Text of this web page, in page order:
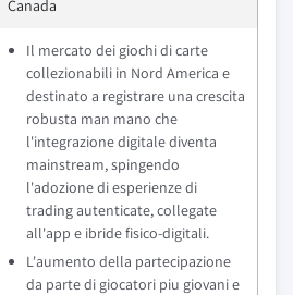
Canada
Il mercato dei giochi di carte
collezionabili in Nord America e
destinato a registrare una crescita
robusta man mano che
l'integrazione digitale diventa
mainstream, spingendo
l'adozione di esperienze di
trading autenticate, collegate
all'app e ibride fisico-digitali.
L'aumento della partecipazione
da parte di giocatori piu giovani e